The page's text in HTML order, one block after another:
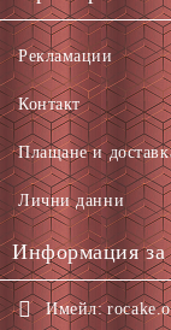
Рекламации
Контакт
Плащане и
Лични данни
Информация за
Имейл: